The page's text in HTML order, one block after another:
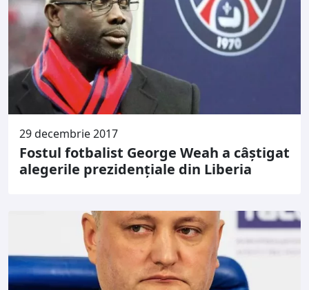
29 decembrie 2017
Fostul fotbalist George Weah a câştigat
alegerile prezidenţiale din Liberia